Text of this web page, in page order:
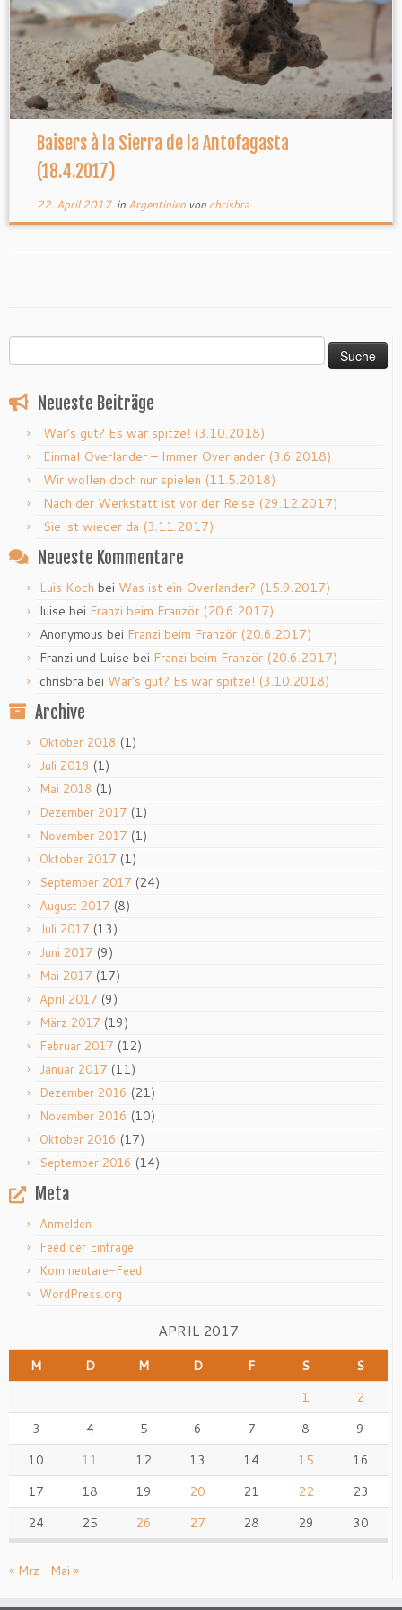
Baisers à la Sierra de la Antofagasta
(18.4.2017)
22. April 2017in Argentinien von chrisbra
nach:
Neueste Beiträge
War’s gut? Es war spitze! (3.10.2018)
Einmal Overlander – Immer Overlander (3.6.2018)
Wir wollen doch nur spielen (11.5.2018)
Nach der Werkstatt ist vor der Reise (29.12.2017)
Sie ist wieder da (3.11.2017)
Neueste Kommentare
Luis Koch bei Was ist ein Overlander? (15.9.2017)
luise bei Franzi beim Franzör (20.6.2017)
Anonymous bei Franzi beim Franzör (20.6.2017)
Franzi und Luise bei Franzi beim Franzör (20.6.2017)
chrisbra bei War’s gut? Es war spitze! (3.10.2018)
Archive
Oktober 2018 (1)
Juli 2018 (1)
Mai 2018 (1)
Dezember 2017 (1)
November 2017 (1)
Oktober 2017 (1)
September 2017 (24)
August 2017 (8)
Juli 2017 (13)
Juni 2017 (9)
Mai 2017 (17)
April 2017 (9)
März 2017 (19)
Februar 2017 (12)
Januar 2017 (11)
Dezember 2016 (21)
November 2016 (10)
Oktober 2016 (17)
September 2016 (14)
Meta
Anmelden
Feed der Einträge
Kommentare-Feed
WordPress.org
APRIL 2017
M D M D F S
S
1
2
3
4 5 6 7 8
9
10
11 12 13 14 15
16
17
18 19 20 21 22
23
24
25 26 27 28 29 30
« Mrz Mai »